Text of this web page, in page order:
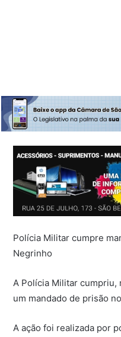
Polícia Militar cumpre
Negrinho
A Polícia Militar cumpriu,
um mandado de prisão
A ação foi realizada por